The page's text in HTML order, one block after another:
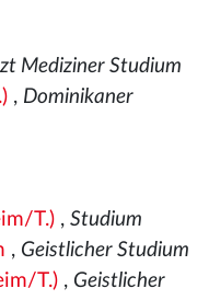
Mediziner Studium
, Dominikaner
T.), Studium
, Geistlicher Studium
T.), Geistlicher